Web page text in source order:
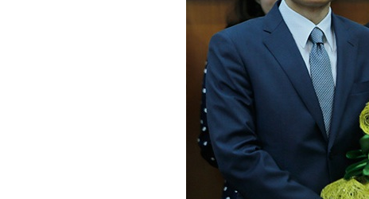
TS. Nguyễn Đức Độ - Phó Viện trưởng
Viện Kinh tế Tài chính